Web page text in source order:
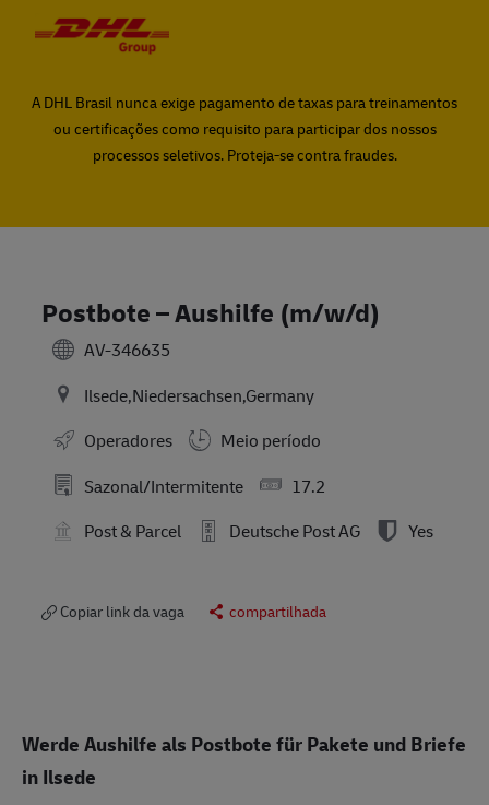
A DHL Brasil nunca exige pagamento de taxas para treinamentos
ou certificações como requisito para participar dos nossos
processos seletivos. Proteja-se contra fraudes.
Postbote – Aushilfe (m/w/d)
AV-346635
Ilsede,Niedersachsen,Germany
Operadores
Meio período
Sazonal/Intermitente
17.2
Post & Parcel
Deutsche Post AG Yes
Copiar link da vaga compartilhada
Werde Aushilfe als Postbote für Pakete und Briefe
in Ilsede